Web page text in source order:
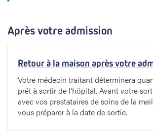
Après votre admission
Retour à la maison après votre
Votre médecin traitant déterminera
prêt à sortir de l'hôpital. Avant votre
avec vos prestataires de soins de la
vous préparer à la date de sortie.